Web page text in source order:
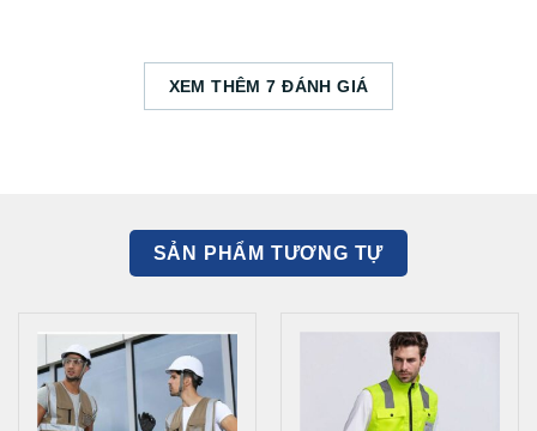
XEM THÊM 7 ĐÁNH GIÁ
SẢN PHẨM TƯƠNG TỰ